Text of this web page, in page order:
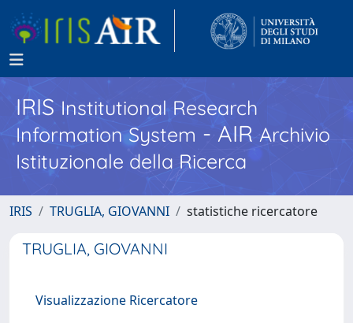
IRISInstitutional Research
Information System - AIR Archivio
Istituzionale della Ricerca
IRIS TRUGLIA, GIOVANNI statistiche ricercatore
TRUGLIA, GIOVANNI
Visualizzazione Ricercatore